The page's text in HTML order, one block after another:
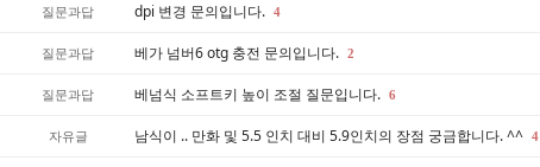
질문과답 dpi 변경 문의입니다. 4
질문과답 베가 넘버6 otg 충전 문의입니다. 2
질문과답 베넘식 소프트키 높이 조절 질문입니다. 6
자유글 남식이 .. 만화 및 5.5 인치 대비 5.9인치의 장점 궁금합니다. ^^ 4